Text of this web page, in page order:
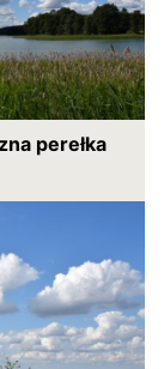
perełka